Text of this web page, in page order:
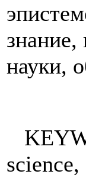
знание,
науки,